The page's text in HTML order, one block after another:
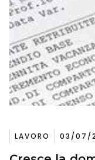
LAVORO 03/07/